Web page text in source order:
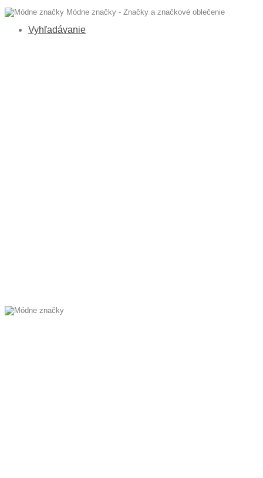
Módne značky - Značky a značkové oblečenie
Vyhľadávanie